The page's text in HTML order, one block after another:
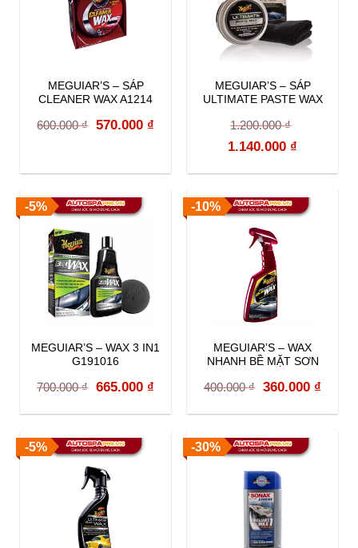
MEGUIAR’S – SÁP
CLEANER WAX A1214
600.000₫ Original
570.000 ₫Current
MEGUIAR’S – SÁP
ULTIMATE PASTE WAX
sơn xe SIÊU BÓNG SIÊU
BỀN
1.200.000₫
Original
1.200.000 ₫.
1.140.000 ₫
1.140.000
-5%
MEGUIAR’S – WAX 3 IN1
G191016
700.000₫ Original
700.000 ₫.
665.000 ₫Current
665.000 ₫.
-10%
MEGUIAR’S – WAX
NHANH BỀ MẶT SƠN
400.000₫ Original
400.000 ₫.
360.000 ₫
-5% -30%